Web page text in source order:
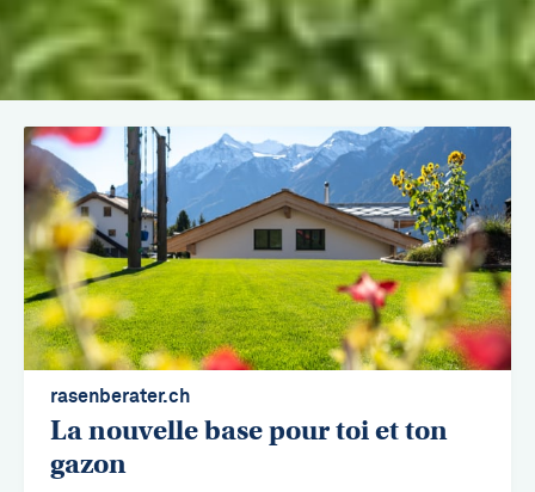
contenu
principal
rasenberater.ch
La nouvelle base pour toi et ton
gazon